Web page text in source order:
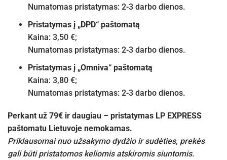
Numatomas pristatymas: 2-3 darbo dienos.
Pristatymas į „DPD“ paštomatą
Kaina: 3,50 €;
Numatomas pristatymas: 2-3 darbo dienos.
Pristatymas į „Omniva“ paštomatą
Kaina: 3,80 €;
Numatomas pristatymas: 2-3 darbo dienos.
Perkant už 79€ ir daugiau – pristatymas LP EXPRESS
paštomatu Lietuvoje nemokamas.
Priklausomai nuo užsakymo dydžio ir sudėties, prekės
gali būti pristatomos keliomis atskiromis siuntomis.